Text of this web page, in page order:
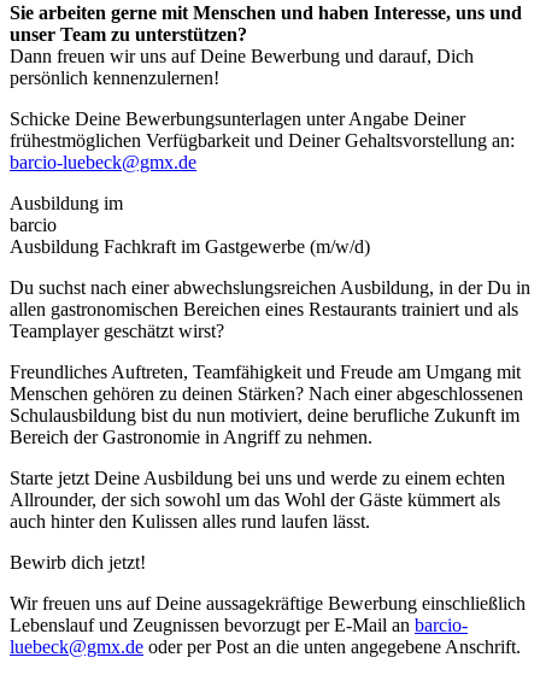
Sie arbeiten gerne mit Menschen und haben Interesse, uns und
unser Team zu unterstützen?
Dann freuen wir uns auf Deine Bewerbung und darauf, Dich
persönlich kennenzulernen!
Schicke Deine Bewerbungsunterlagen unter Angabe Deiner
frühestmöglichen Verfügbarkeit und Deiner Gehaltsvorstellung an:
barcio-luebeck@gmx.de
Ausbildung im
barcio
Ausbildung Fachkraft im Gastgewerbe (m/w/d)
Du suchst nach einer abwechslungsreichen Ausbildung, in der Du in
allen gastronomischen Bereichen eines Restaurants trainiert und als
Teamplayer geschätzt wirst?
Freundliches Auftreten, Teamfähigkeit und Freude am Umgang mit
Menschen gehören zu deinen Stärken? Nach einer abgeschlossenen
Schulausbildung bist du nun motiviert, deine berufliche Zukunft im
Bereich der Gastronomie in Angriff zu nehmen.
Starte jetzt Deine Ausbildung bei uns und werde zu einem echten
Allrounder, der sich sowohl um das Wohl der Gäste kümmert als
auch hinter den Kulissen alles rund laufen lässt.
Bewirb dich jetzt!
Wir freuen uns auf Deine aussagekräftige Bewerbung einschließlich
Lebenslauf und Zeugnissen bevorzugt per E-Mail an barcio-
luebeck@gmx.de oder per Post an die unten angegebene Anschrift.